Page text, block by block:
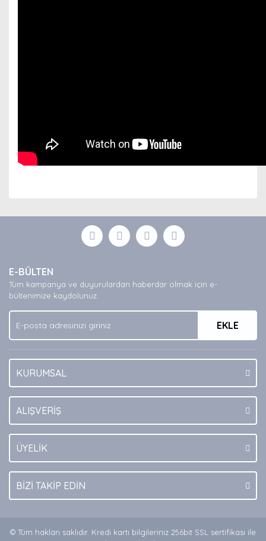
Yorum Yaz
formunu kullanarak tarafımıza iletebilirsiniz.
Görüş ve önerileriniz için teşekkür ederiz.
Ürün açıklamasında eksik bilgiler bulunuyor.
Ürün bilgilerinde hatalar bulunuyor.
Ürün fiyatı diğer sitelerden daha pahalı.
Bu ürüne benzer farklı alternatifler olmalı.
E-BÜLTEN
Tüm kampanya ve duyurulardan haberdar olmak için e-
bültenimize kaydolunuz.
EKLE
KURUMSAL
ALIŞVERİŞ
ÜYELİK
BİZİ TAKİP EDİN
© Tüm hakları saklıdır. Kredi kartı bilgileriniz 256bit SSL sertifikası ile